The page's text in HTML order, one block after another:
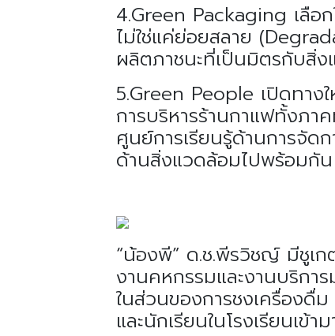
4.Green Packaging เลือ
ไม่ใช่แค่ย่อยสลาย
ผลิตภาชนะที่เป็นมิตรกับสิ่
5.Green People เปิดทาง
การบริหารร้านกาแฟทั้งภา
ศูนย์การเรียนรู้ด้านการจัด
ด้านสิ่งแวดล้อมไปพร้อมกัน
“น้องพี” ด.ช.พีรวิชญ์ มีชูเก
งานคหกรรมและงานบริกา
ในส่วนของการชงเครื่องดื่
และนักเรียนในโรงเรียนเข้า